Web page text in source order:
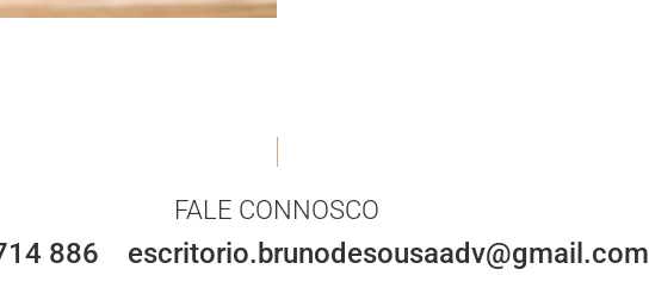
FALE CONNOSCO
886 escritorio.brunodesousaadv@gmail.com